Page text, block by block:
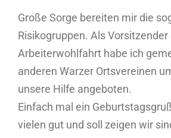
Große Sorge bereiten mir die
Risikogruppen. Als Vorsitzender
Arbeiterwohlfahrt habe ich
anderen Warzer Ortsvereinen
unsere Hilfe angeboten.
Einfach mal ein
vielen gut und soll zeigen wir